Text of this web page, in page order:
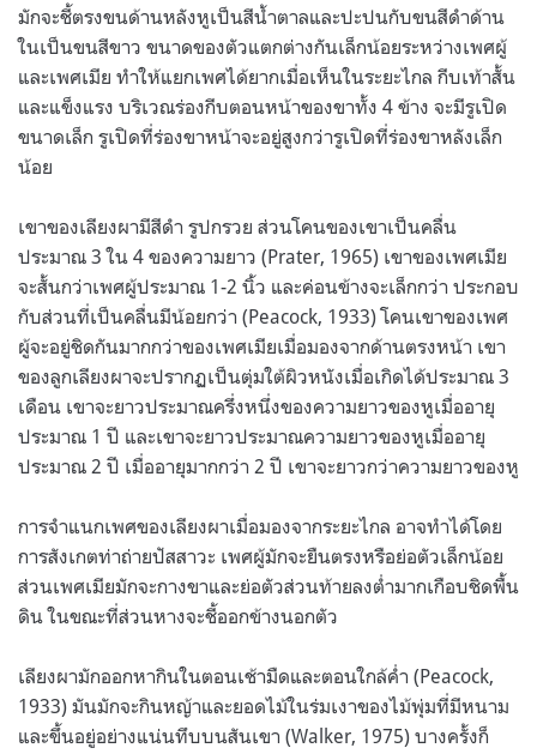
มักจะชี้ตรงขนด้านหลังหูเป็นสีน้ำตาลและปะปนกับขนสีดำด้าน
ในเป็นขนสีขาว ขนาดของตัวแตกต่างกันเล็กน้อยระหว่างเพศผู้
และเพศเมีย ทำให้แยกเพศได้ยากเมื่อเห็นในระยะไกล กีบเท้าสั้น
และแข็งแรง บริเวณร่องกีบตอนหน้าของขาทั้ง 4 ข้าง จะมีรูเปิด
ขนาดเล็ก รูเปิดที่ร่องขาหน้าจะอยู่สูงกว่ารูเปิดที่ร่องขาหลังเล็ก
น้อย
เขาของเลียงผามีสีดำ รูปกรวย ส่วนโคนของเขาเป็นคลื่น
ประมาณ 3 ใน 4 ของความยาว (Prater, 1965) เขาของเพศเมีย
จะสั้นกว่าเพศผู้ประมาณ 1-2 นิ้ว และค่อนข้างจะเล็กกว่า ประกอบ
กับส่วนที่เป็นคลื่นมีน้อยกว่า (Peacock, 1933) โคนเขาของเพศ
ผู้จะอยู่ชิดกันมากกว่าของเพศเมียเมื่อมองจากด้านตรงหน้า เขา
ของลูกเลียงผาจะปรากฏเป็นตุ่มใต้ผิวหนังเมื่อเกิดได้ประมาณ 3
เดือน เขาจะยาวประมาณครึ่งหนึ่งของความยาวของหูเมื่ออายุ
ประมาณ 1 ปี และเขาจะยาวประมาณความยาวของหูเมื่ออายุ
ประมาณ 2 ปี เมื่ออายุมากกว่า 2 ปี เขาจะยาวกว่าความยาวของหู
การจำแนกเพศของเลียงผาเมื่อมองจากระยะไกล อาจทำได้โดย
การสังเกตท่าถ่ายปัสสาวะ เพศผู้มักจะยืนตรงหรือย่อตัวเล็กน้อย
ส่วนเพศเมียมักจะกางขาและย่อตัวส่วนท้ายลงต่ำมากเกือบชิดพื้น
ดิน ในขณะที่ส่วนหางจะชี้ออกข้างนอกตัว
เลียงผามักออกหากินในตอนเช้ามืดและตอนใกล้ค่ำ (Peacock,
1933) มันมักจะกินหญ้าและยอดไม้ในร่มเงาของไม้พุ่มที่มีหนาม
และขึ้นอยู่อย่างแน่นทึบบนสันเขา (Walker, 1975) บางครั้งก็